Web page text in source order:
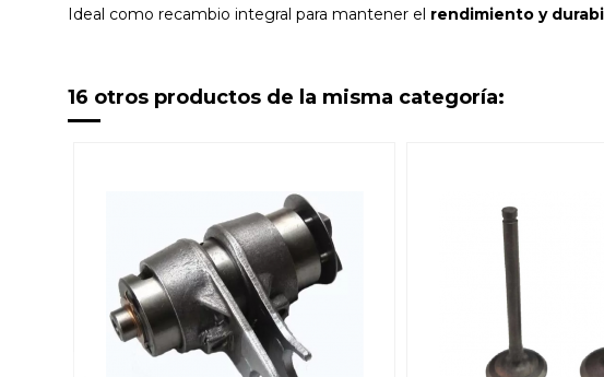
Ideal como recambio integral para mantener el rendimiento y
16 otros productos de la misma categoría: